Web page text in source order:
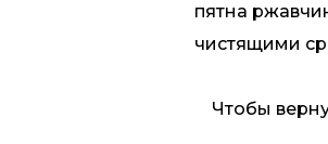
пятна
чистящими
Чтобы